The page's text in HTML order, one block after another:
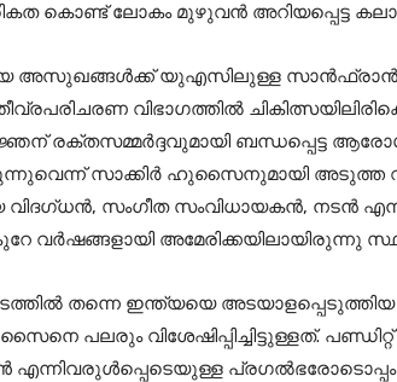
കൊണ്ട് ലോകം മുഴുവൻ അറിയപ്പെട്ട
അസുഖങ്ങള്‍ക്ക് യുഎസിലുള്ള
വിഭാഗത്തില്‍
രക്തസമ്മർദ്ദവുമായി ബന്ധപ്പെട്ട
സാക്കിർ ഹുസൈനുമായി അടുത്ത
വിദഗ്ധൻ, സംഗീത സംവിധായകൻ, നടൻ
വർഷങ്ങളായി അമേരിക്കയിലായിരുന്നു
തന്നെ ഇന്ത്യയെ
പലരും വിശേഷിപ്പിച്ചിട്ടുള്ളത്.
പ്രഗല്‍ഭരോടൊപ്പം